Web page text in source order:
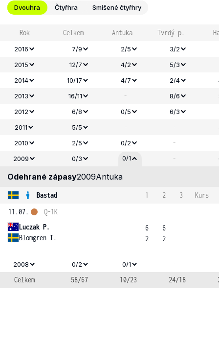
Dvouhra Čtyřhra Smíšené čtyřhry
Rok Celkem Antuka Tvrdý p.
2016 7/9 2/5 3/2
2015
12/7 4/2 5/3
2014
10/17 4/7 2/4
2013
16/11 - 8/6
2012
6/8 0/5
6/3
2011
5/5 - -
2010
2/5 0/2 -
2009
0/3 0/1 -
Odehrané zápasy2009Antuka
Bastad 1 2 3
Kurs
11.07.
Luczak P.
Blomgren T.
Q-1K
6
2
6
2
2008 0/2 0/1
-
Celkem
58/67 10/23 24/18